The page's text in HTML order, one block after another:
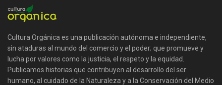
Cultura Orgánica es una publicación autónoma e independiente,
sin ataduras al mundo del comercio y el poder; que promueve y
lucha por valores como la justicia, el respeto y la equidad.
Publicamos historias que contribuyen al desarrollo del ser
humano, al cuidado de la Naturaleza y a la Conservación del Medio